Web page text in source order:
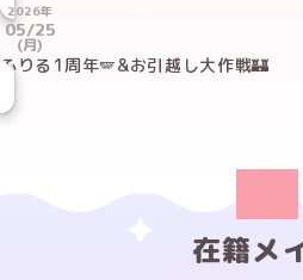
2026年
05/25
(月)
ふりる1周年🪽&お引越し大作戦🏰
在籍メ